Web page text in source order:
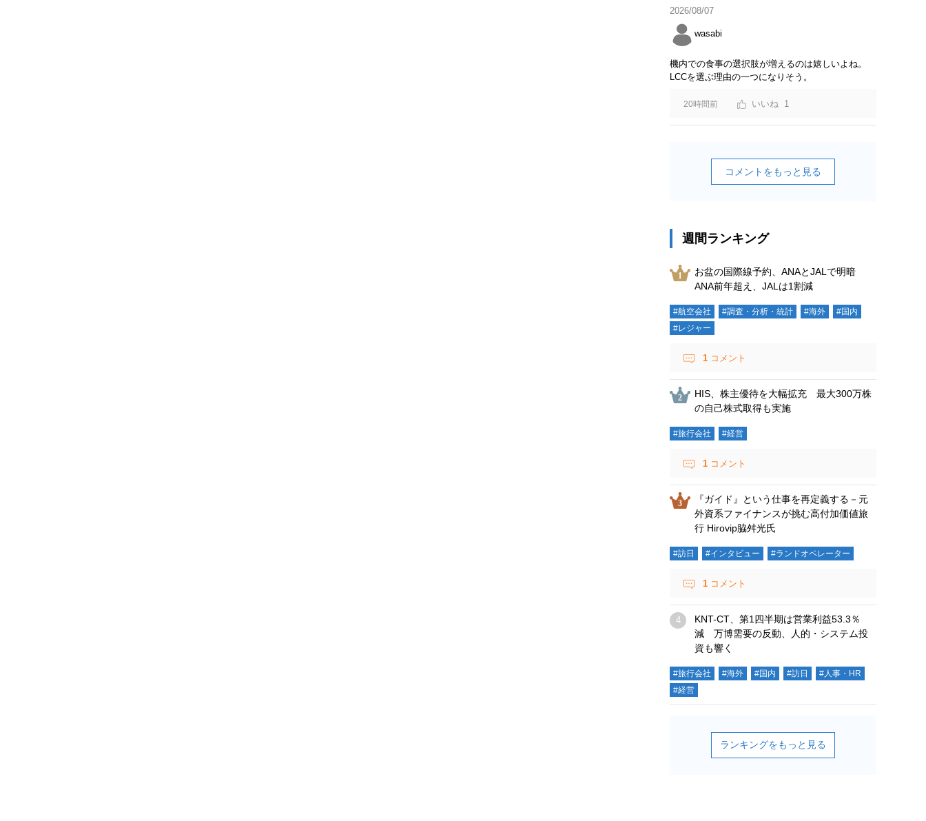
2026/08/07
wasabi
機内での食事の選択肢が増えるのは嬉しいよね。
LCCを選ぶ理由の一つになりそう。
20時間前 1
コメントをもっと見る
週間ランキング
お盆の国際線予約、ANAとJALで明暗
ANA前年超え、JALは1割減
#航空会社 #調査・分析・統計 #海外
#国内
#レジャー
1 コメント
HIS、株主優待を大幅拡充 最大300万株
の自己株式取得も実施
#旅行会社 #経営
1 コメント
『ガイド』という仕事を再定義する－元
外資系ファイナンスが挑む高付加価値旅
行 Hirovip脇舛光氏
#訪日 #インタビュー #ランドオペレーター
1 コメント
KNT-CT、第1四半期は営業利益53.3％
減 万博需要の反動、人的・システム投
資も響く
#旅行会社 #海外 #国内 #訪日
#人事・HR
#経営